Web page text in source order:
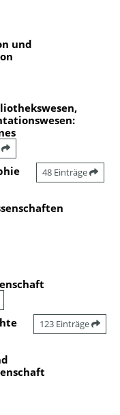
und
48 Einträge
123 Einträge